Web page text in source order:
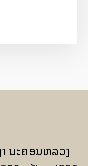
າ ນະຄອນຫລວງ